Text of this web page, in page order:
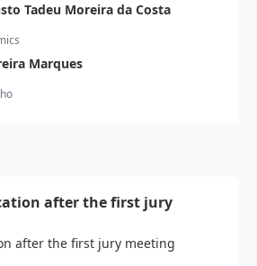
Tadeu Moreira da Costa
Marques
after the first jury
after the first jury meeting